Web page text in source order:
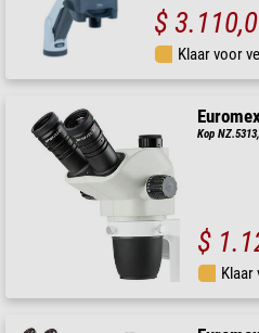
$
Klaar voor
Kop
$
Klaar